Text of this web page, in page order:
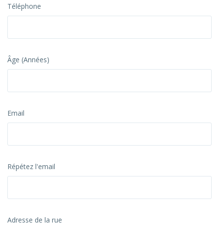
Téléphone
Âge (Années)
Email
Répétez l'email
Adresse de la rue